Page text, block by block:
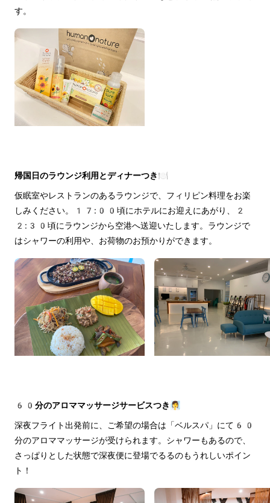
す。
帰国日のラウンジ利用とディナーつき🍽️
仮眠室やレストランのあるラウンジで、フィリピン料理をお楽
しみください。17:00頃にホテルにお迎えにあがり、2
2:30頃にラウンジから空港へ送迎いたします。ラウンジで
はシャワーの利用や、お荷物のお預かりができます。
60分のアロママッサージサービスつき🧖‍♀️
深夜フライト出発前に、ご希望の場合は「ベルスパ」にて60
分のアロママッサージが受けられます。シャワーもあるので、
さっぱりとした状態で深夜便に登場でるるのもうれしいポイン
ト！